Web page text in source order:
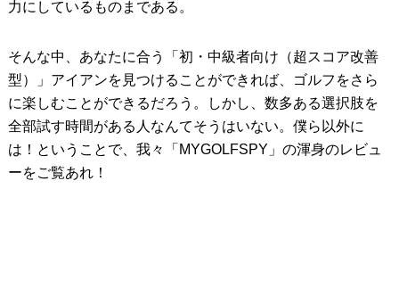
力にしているものまである。
そんな中、あなたに合う「初・中級者向け（超スコア改善
型）」アイアンを見つけることができれば、ゴルフをさら
に楽しむことができるだろう。しかし、数多ある選択肢を
全部試す時間がある人なんてそうはいない。僕ら以外に
は！ということで、我々「MYGOLFSPY」の渾身のレビュ
ーをご覧あれ！